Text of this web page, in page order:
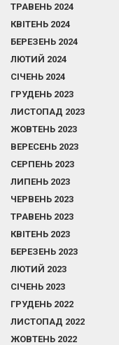
ТРАВЕНЬ 2024
КВІТЕНЬ 2024
БЕРЕЗЕНЬ 2024
ЛЮТИЙ 2024
СІЧЕНЬ 2024
ГРУДЕНЬ 2023
ЛИСТОПАД 2023
ЖОВТЕНЬ 2023
ВЕРЕСЕНЬ 2023
СЕРПЕНЬ 2023
ЛИПЕНЬ 2023
ЧЕРВЕНЬ 2023
ТРАВЕНЬ 2023
КВІТЕНЬ 2023
БЕРЕЗЕНЬ 2023
ЛЮТИЙ 2023
СІЧЕНЬ 2023
ГРУДЕНЬ 2022
ЛИСТОПАД 2022
ЖОВТЕНЬ 2022